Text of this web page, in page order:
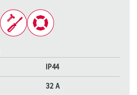
IP44
32 A